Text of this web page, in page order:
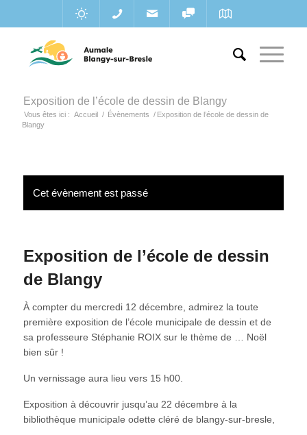
Exposition de l’école de dessin de Blangy
Vous êtes ici : Accueil / Évènements / Exposition de l’école de dessin de
Blangy
Cet évènement est passé
Exposition de l’école de dessin
de Blangy
À compter du mercredi 12 décembre, admirez la toute
première exposition de l’école municipale de dessin et de
sa professeure Stéphanie ROIX sur le thème de … Noël
bien sûr !
Un vernissage aura lieu vers 15 h00.
Exposition à découvrir jusqu’au 22 décembre à la
bibliothèque municipale odette cléré de blangy-sur-bresle,